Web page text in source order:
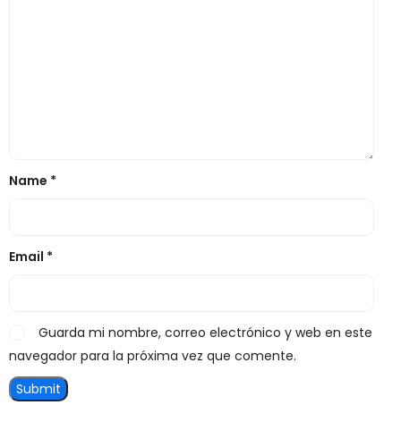
Name *
Email *
Guarda mi nombre, correo electrónico y web en este
navegador para la próxima vez que comente.